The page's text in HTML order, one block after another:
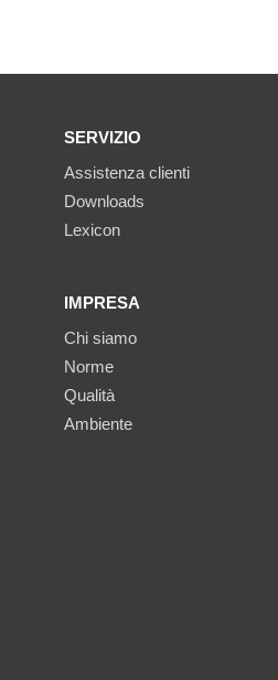
SERVIZIO
Assistenza clienti
Downloads
Lexicon
IMPRESA
Chi siamo
Norme
Qualità
Ambiente